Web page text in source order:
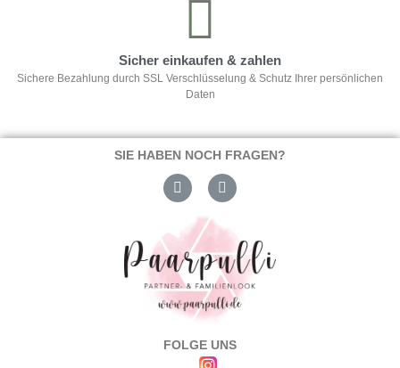
Sicher einkaufen & zahlen
Sichere Bezahlung durch SSL Verschlüsselung & Schutz Ihrer persönlichen
Daten
SIE HABEN NOCH FRAGEN?
FOLGE UNS